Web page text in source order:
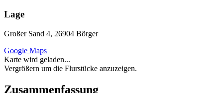
Lage
Großer Sand 4, 26904 Börger
Google Maps
Karte wird geladen...
Vergrößern um die Flurstücke anzuzeigen.
Zusammenfassung